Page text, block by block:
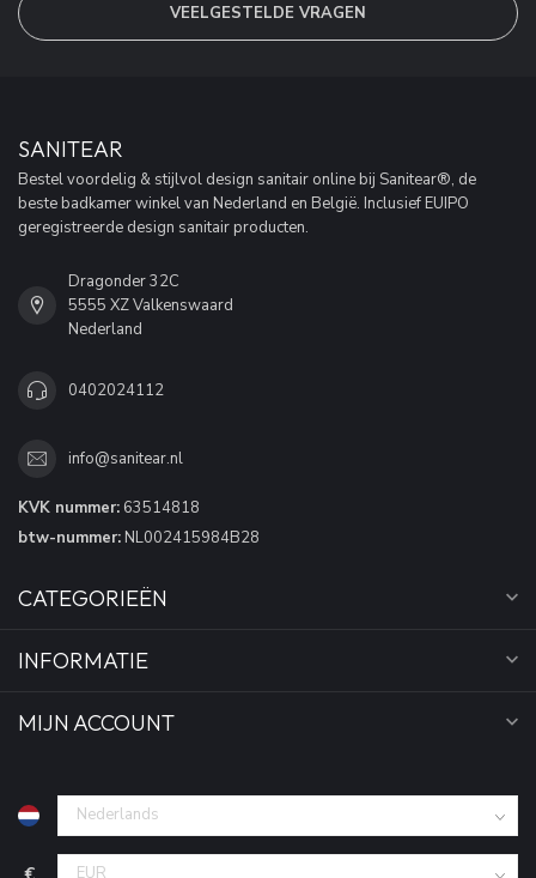
VEELGESTELDE VRAGEN
SANITEAR
Bestel voordelig & stijlvol design sanitair online bij Sanitear®, de
beste badkamer winkel van Nederland en België. Inclusief EUIPO
geregistreerde design sanitair producten.
Dragonder 32C
5555 XZ Valkenswaard
Nederland
0402024112
info@sanitear.nl
KVK nummer: 63514818
btw-nummer: NL002415984B28
CATEGORIEËN
INFORMATIE
MIJN ACCOUNT